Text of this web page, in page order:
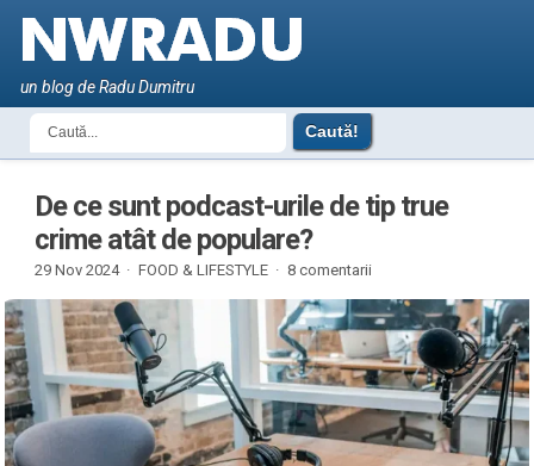
un blog de Radu Dumitru
De ce sunt podcast-urile de tip true
crime atât de populare?
29 Nov 2024 · FOOD & LIFESTYLE · 8 comentarii